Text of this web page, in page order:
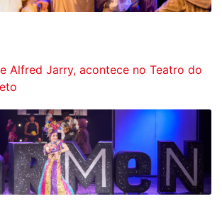
Alfred Jarry, acontece no Teatro do